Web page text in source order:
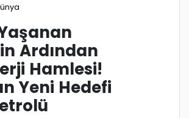
Ardından
Hamlesi!
Yeni Hedefi